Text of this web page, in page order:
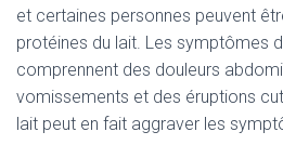
et certaines personnes peuvent
protéines du lait. Les symptômes
comprennent des douleurs
vomissements et des éruptions
lait peut en fait aggraver les